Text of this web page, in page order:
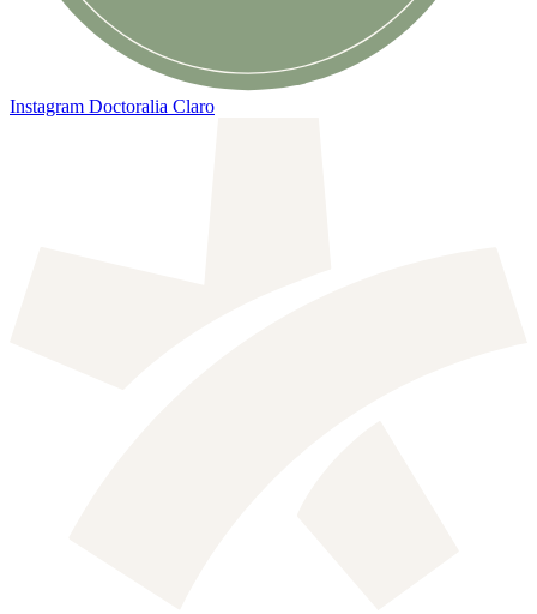
Instagram Doctoralia Claro